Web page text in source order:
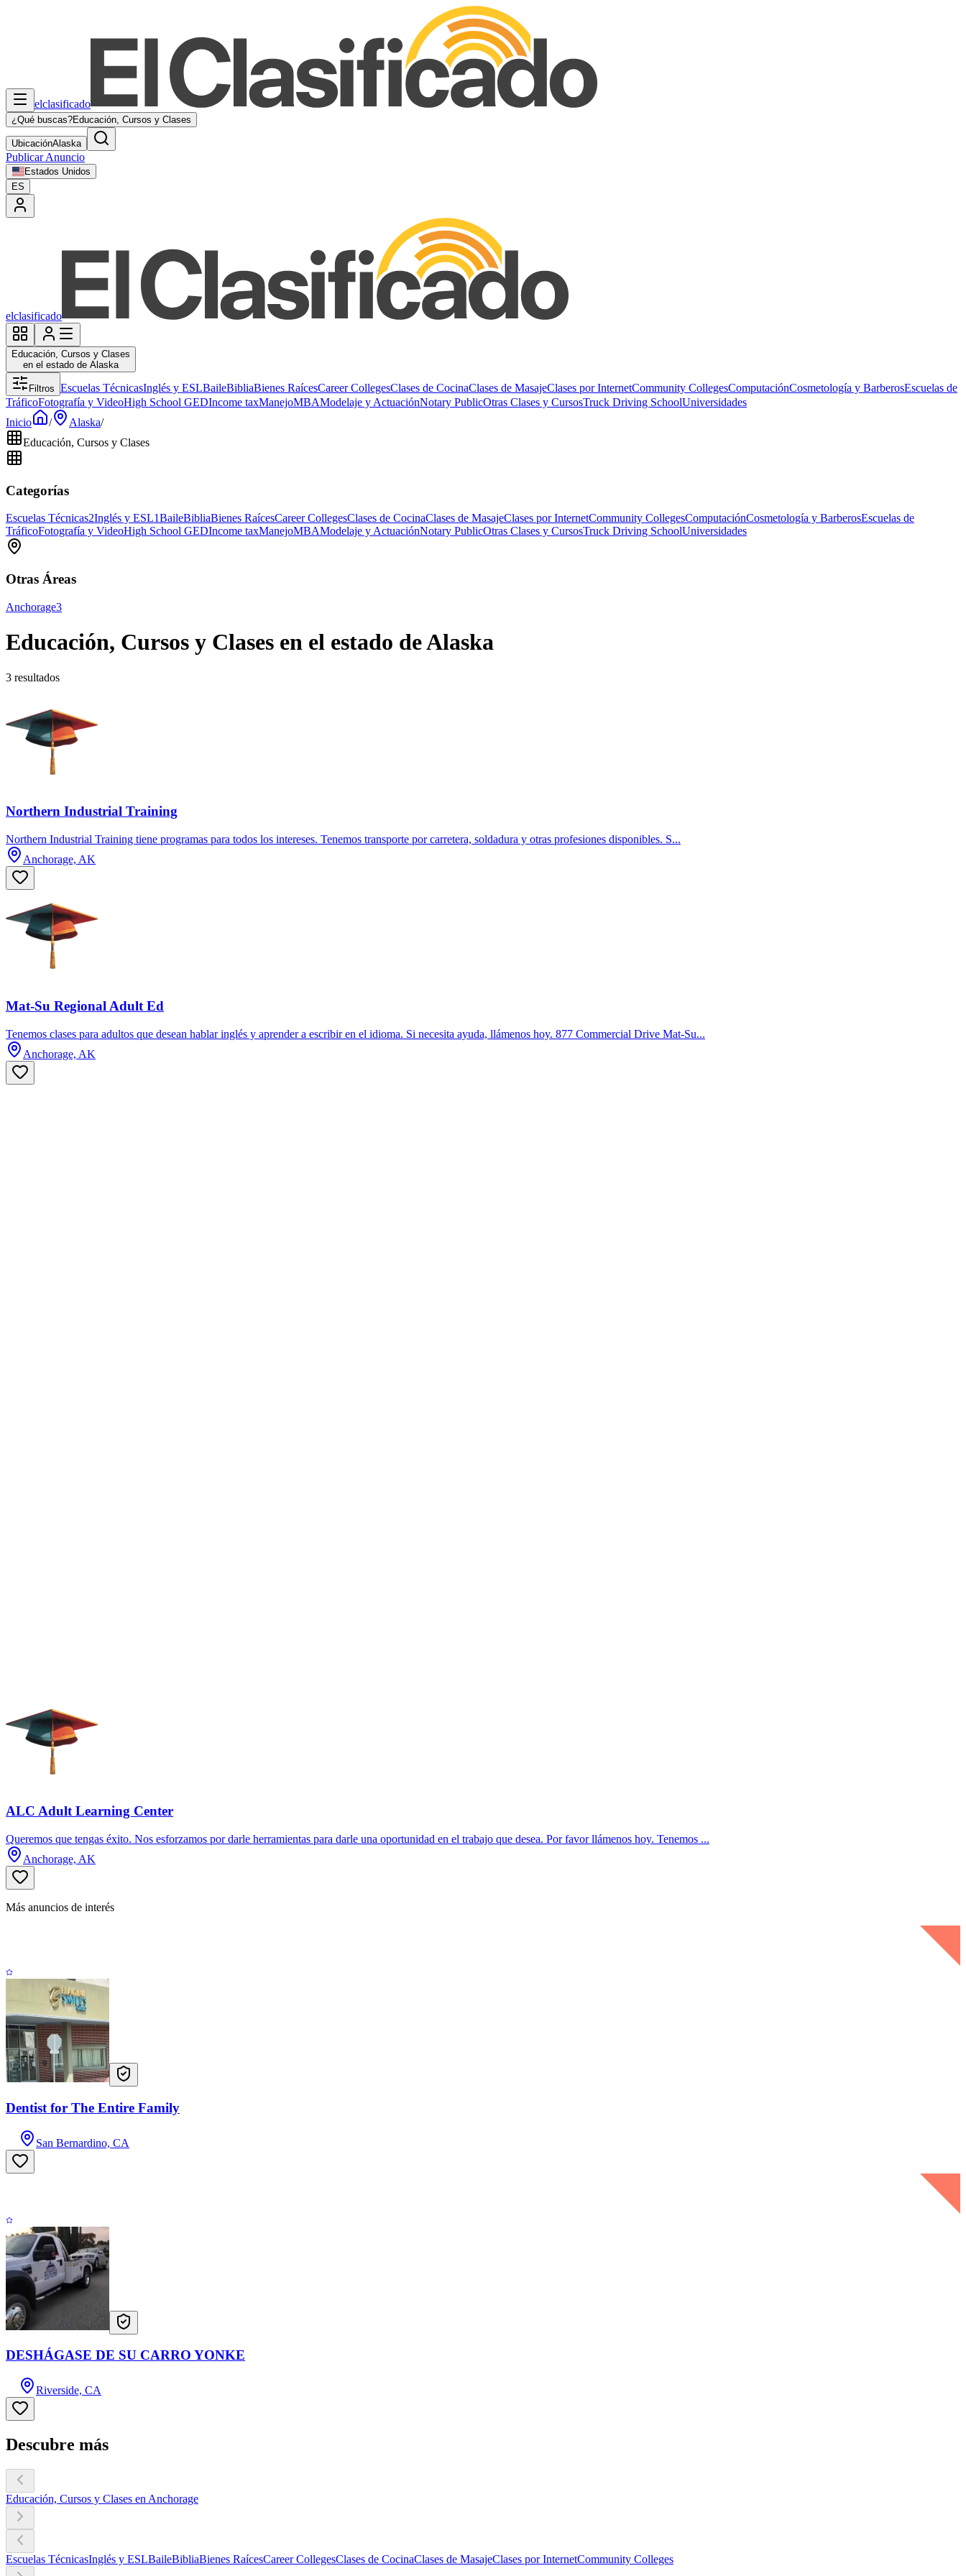
elclasificado
¿Qué buscas?Educación, Cursos y Clases
UbicaciónAlaska
Publicar Anuncio
Estados Unidos
ES
elclasificado
Educación, Cursos y Clases
en el estado de Alaska
Filtros Escuelas TécnicasInglés y ESLBaileBibliaBienes RaícesCareer CollegesClases de CocinaClases de MasajeClases por InternetCommunity CollegesComputaciónCosmetología y BarberosEscuelas de
TráficoFotografía y VideoHigh School GEDIncome taxManejoMBAModelaje y ActuaciónNotary PublicOtras Clases y CursosTruck Driving SchoolUniversidades
Inicio
/ Alaska/
Educación, Cursos y Clases
Categorías
Escuelas Técnicas2Inglés y ESL1BaileBibliaBienes RaícesCareer CollegesClases de CocinaClases de MasajeClases por InternetCommunity CollegesComputaciónCosmetología y BarberosEscuelas de
TráficoFotografía y VideoHigh School GEDIncome taxManejoMBAModelaje y ActuaciónNotary PublicOtras Clases y CursosTruck Driving SchoolUniversidades
Otras Áreas
Anchorage3
Educación, Cursos y Clases en el estado de Alaska
3 resultados
Northern Industrial Training
Northern Industrial Training tiene programas para todos los intereses. Tenemos transporte por carretera, soldadura y otras profesiones disponibles. S...
Anchorage, AK
Mat-Su Regional Adult Ed
Tenemos clases para adultos que desean hablar inglés y aprender a escribir en el idioma. Si necesita ayuda, llámenos hoy. 877 Commercial Drive Mat-Su...
Anchorage, AK
ALC Adult Learning Center
Queremos que tengas éxito. Nos esforzamos por darle herramientas para darle una oportunidad en el trabajo que desea. Por favor llámenos hoy. Tenemos ...
Anchorage, AK
Más anuncios de interés
Dentist for The Entire Family
San Bernardino, CA
DESHÁGASE DE SU CARRO YONKE
Riverside, CA
Descubre más
Educación, Cursos y Clases en Anchorage
Escuelas TécnicasInglés y ESLBaileBibliaBienes RaícesCareer CollegesClases de CocinaClases de MasajeClases por InternetCommunity Colleges